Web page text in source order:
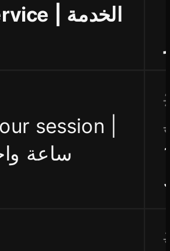
Service | الخدمة
session |
ساعة